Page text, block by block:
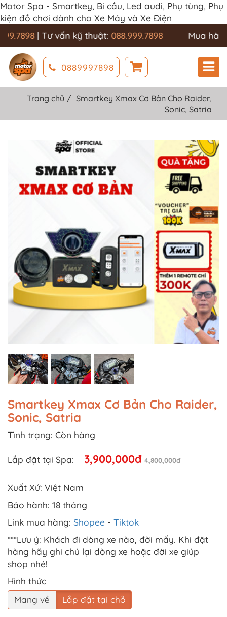
Motor Spa - Smartkey, Bi cầu, Led audi, Phụ tùng, Phụ
kiện đồ chơi dành cho Xe Máy và Xe Điện
| Tư vấn kỹ thuật:088.999.7898 Mua hàng
0889997898
Trang chủ
Smartkey Xmax Cơ Bản Cho Raider,
Sonic, Satria
Smartkey Xmax Cơ Bản Cho Raider,
Sonic, Satria
Tình trạng: Còn hàng
Lắp đặt tại Spa: 3,900,000đ 4,800,000đ
Xuất Xứ: Việt Nam
Bảo hành: 18 tháng
Link mua hàng: Shopee - Tiktok
***Lưu ý: Khách đi dòng xe nào, đời mấy. Khi đặt
hàng hãy ghi chú lại dòng xe hoặc đời xe giúp
shop nhé!
Hình thức
Mang về
Lắp đặt tại chỗ